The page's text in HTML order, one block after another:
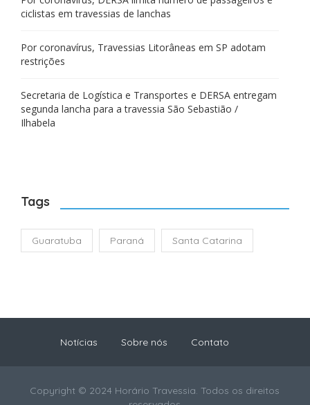
ciclistas em travessias de lanchas
Por coronavírus, Travessias Litorâneas em SP adotam
restrições
Secretaria de Logística e Transportes e DERSA entregam
segunda lancha para a travessia São Sebastião /
Ilhabela
Tags
Guaratuba Paraná Santa Catarina
Notícias Sobre nós Contato
Copyright © 2024 Horário Travessia. Todos os direitos